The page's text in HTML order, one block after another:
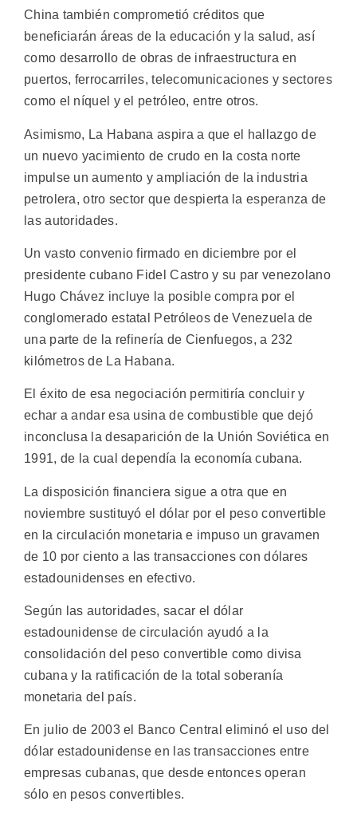
China también comprometió créditos que
beneficiarán áreas de la educación y la salud, así
como desarrollo de obras de infraestructura en
puertos, ferrocarriles, telecomunicaciones y sectores
como el níquel y el petróleo, entre otros.
Asimismo, La Habana aspira a que el hallazgo de
un nuevo yacimiento de crudo en la costa norte
impulse un aumento y ampliación de la industria
petrolera, otro sector que despierta la esperanza de
las autoridades.
Un vasto convenio firmado en diciembre por el
presidente cubano Fidel Castro y su par venezolano
Hugo Chávez incluye la posible compra por el
conglomerado estatal Petróleos de Venezuela de
una parte de la refinería de Cienfuegos, a 232
kilómetros de La Habana.
El éxito de esa negociación permitiría concluir y
echar a andar esa usina de combustible que dejó
inconclusa la desaparición de la Unión Soviética en
1991, de la cual dependía la economía cubana.
La disposición financiera sigue a otra que en
noviembre sustituyó el dólar por el peso convertible
en la circulación monetaria e impuso un gravamen
de 10 por ciento a las transacciones con dólares
estadounidenses en efectivo.
Según las autoridades, sacar el dólar
estadounidense de circulación ayudó a la
consolidación del peso convertible como divisa
cubana y la ratificación de la total soberanía
monetaria del país.
En julio de 2003 el Banco Central eliminó el uso del
dólar estadounidense en las transacciones entre
empresas cubanas, que desde entonces operan
sólo en pesos convertibles.